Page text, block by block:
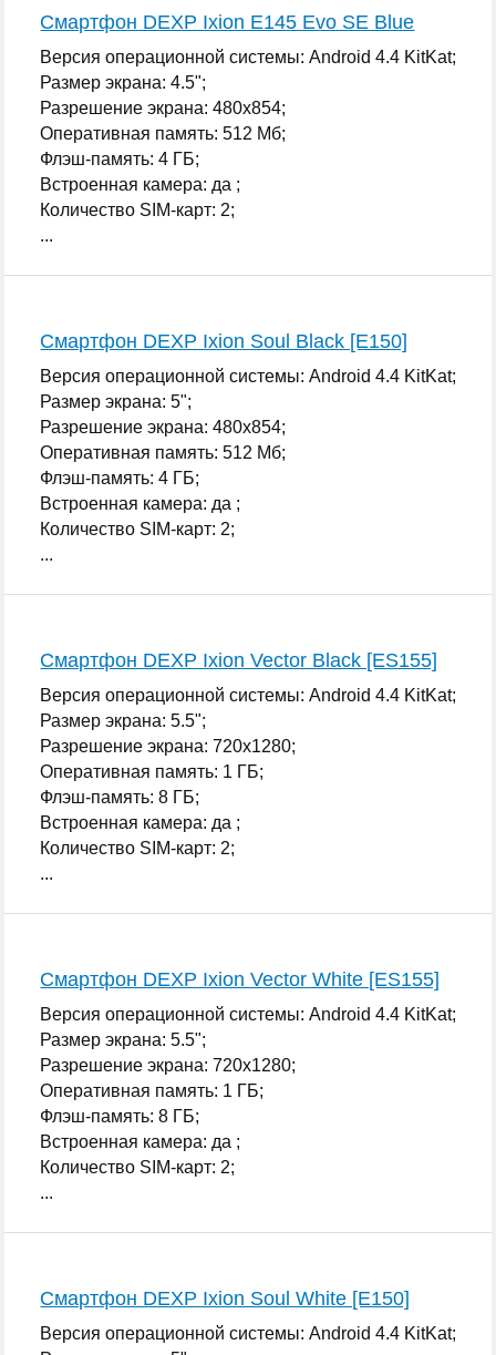
Смартфон DEXP Ixion E145 Evo SE Blue
Версия операционной системы: Android 4.4 KitKat;
Размер экрана: 4.5";
Разрешение экрана: 480x854;
Оперативная память: 512 Мб;
Флэш-память: 4 ГБ;
Встроенная камера: да ;
Количество SIM-карт: 2;
...
Смартфон DEXP Ixion Soul Black [E150]
Версия операционной системы: Android 4.4 KitKat;
Размер экрана: 5";
Разрешение экрана: 480x854;
Оперативная память: 512 Мб;
Флэш-память: 4 ГБ;
Встроенная камера: да ;
Количество SIM-карт: 2;
...
Смартфон DEXP Ixion Vector Black [ES155]
Версия операционной системы: Android 4.4 KitKat;
Размер экрана: 5.5";
Разрешение экрана: 720x1280;
Оперативная память: 1 ГБ;
Флэш-память: 8 ГБ;
Встроенная камера: да ;
Количество SIM-карт: 2;
...
Смартфон DEXP Ixion Vector White [ES155]
Версия операционной системы: Android 4.4 KitKat;
Размер экрана: 5.5";
Разрешение экрана: 720x1280;
Оперативная память: 1 ГБ;
Флэш-память: 8 ГБ;
Встроенная камера: да ;
Количество SIM-карт: 2;
...
Смартфон DEXP Ixion Soul White [E150]
Версия операционной системы: Android 4.4 KitKat;